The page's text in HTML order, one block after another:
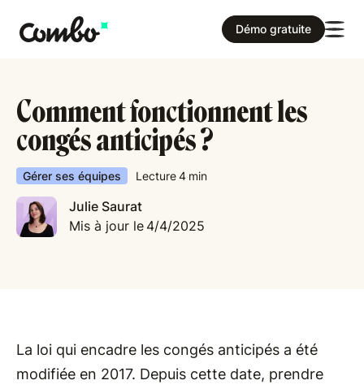
Démo gratuite
Comment fonctionnent les
congés anticipés ?
Gérer ses équipes Lecture4 min
Julie Saurat
Mis à jour le 4/4/2025
La loi qui encadre les congés anticipés a été
modifiée en 2017. Depuis cette date, prendre